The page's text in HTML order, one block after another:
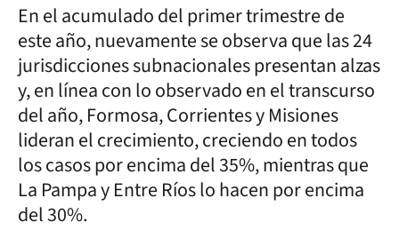
En el acumulado del primer trimestre de
este año, nuevamente se observa que las 24
jurisdicciones subnacionales presentan alzas
y, en línea con lo observado en el transcurso
del año, Formosa, Corrientes y Misiones
lideran el crecimiento, creciendo en todos
los casos por encima del 35%, mientras que
La Pampa y Entre Ríos lo hacen por encima
del 30%.